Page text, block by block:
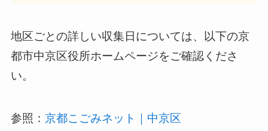
地区ごとの詳しい収集日については、以下の京
都市中京区役所ホームページをご確認くださ
い。
参照： 京都こごみネット｜中京区